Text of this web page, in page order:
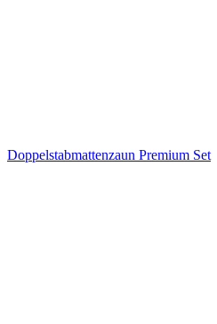
Doppelstabmattenzaun Premium Set